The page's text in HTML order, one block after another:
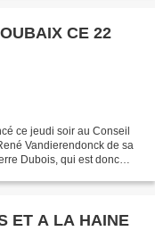
CE 22
ce jeudi soir au Conseil
Vandierendonck de sa
Dubois, qui est donc
ET A LA HAINE